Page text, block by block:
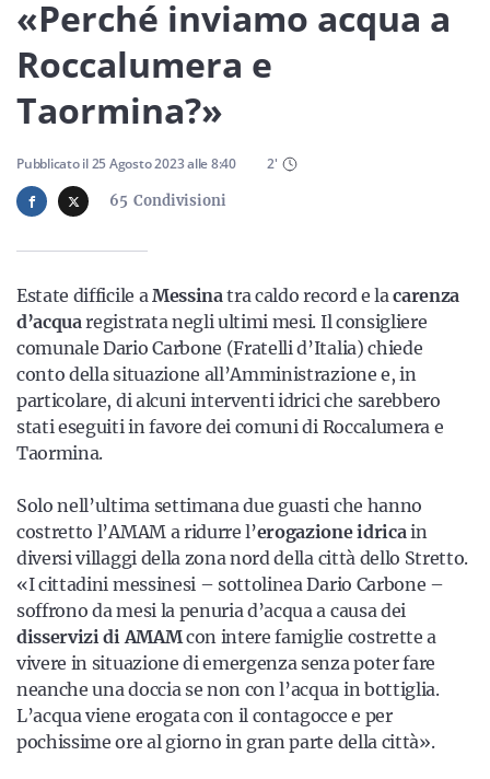
Servizi
Iscriviti
«Perché inviamo acqua a
Roccalumera e
Taormina?»
65 Condivisioni
Pubblicato il25 Agosto 2023alle8:40 2'
Estate difficile aMessinatra caldo record e lacarenza
d’acquaregistrata negli ultimi mesi. Il consigliere
comunale Dario Carbone (Fratelli d’Italia) chiede
conto della situazione all’Amministrazione e, in
particolare, di alcuni interventi idrici che sarebbero
stati eseguiti in favore dei comuni di Roccalumera e
Taormina.
Solo nell’ultima settimana due guasti che hanno
costretto l’AMAM a ridurre l’erogazione idricain
diversi villaggi della zona nord della città dello Stretto.
«I cittadini messinesi – sottolinea Dario Carbone –
soffrono da mesi la penuria d’acqua a causa dei
disservizi di AMAMcon intere famiglie costrette a
vivere in situazione di emergenza senza poter fare
neanche una doccia se non con l’acqua in bottiglia.
L’acqua viene erogata con il contagocce e per
pochissime ore al giorno in gran parte della città».